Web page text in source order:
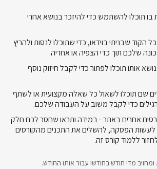
תוכלו להשתמש כדי להיזכר בנושא אחרי
הקוד שבניתי בוידאו, כדי שתוכלו לנסות ולהריץ
שלכם תוך כדי הצפיה או אחריה.
אותו תוכלו לפתור כדי לקבל חיזוק נוסף
שם תוכלו לשאול כל שאלה מקצועית או לשתף
כדי לקבל משוב על העבודה שלכם.
אחרים באתר - במידה ותראו שחסר לכם חלק
לעשות הפסקה, להשלים את התכנים מהקורסים
ללמוד קורס זה.
ומחויב מדי חודש בחודשו עבור אותו החודש.